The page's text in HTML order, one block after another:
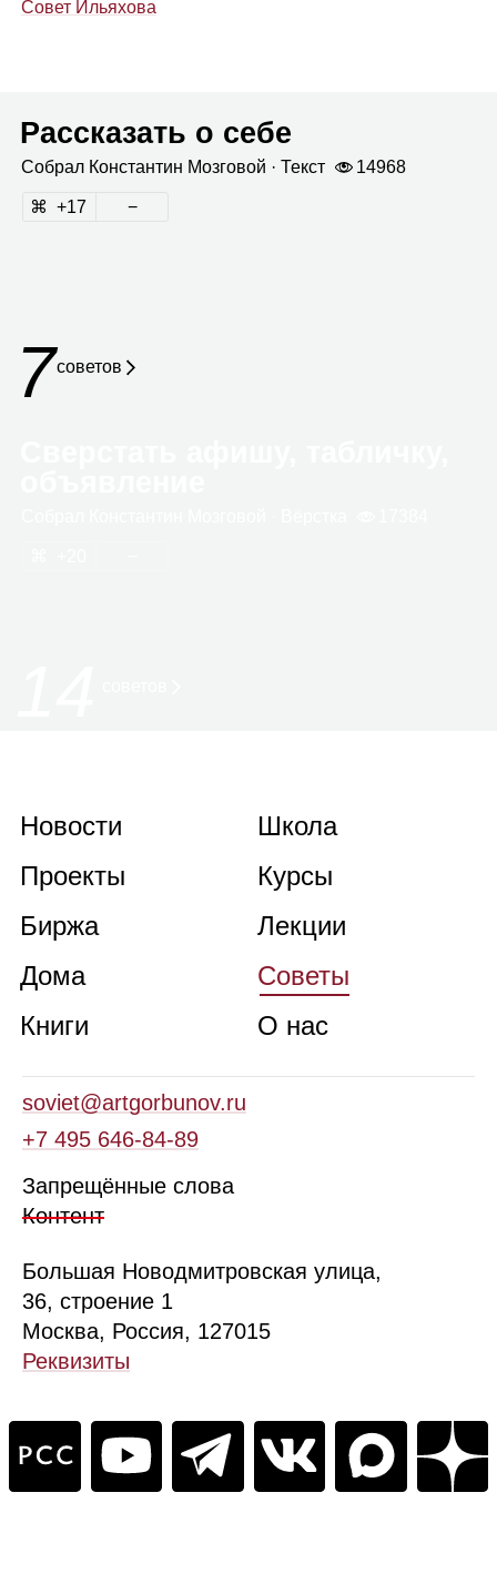
Совет Ильяхова
Рассказать о себе
Собрал Кон­стан­тин Моз­го­вой · Текст 14968
17
7сове­тов
Новости
Проекты
Биржа
Дома
Книги
Школа
Курсы
Лекции
Советы
О нас
soviet@artgorbunov.ru
+7 495 646‑84‑89
Запрещённые слова
Контент
Большая Новодмитровская улица,
36, строение 1
Москва, Россия, 127015
Реквизиты